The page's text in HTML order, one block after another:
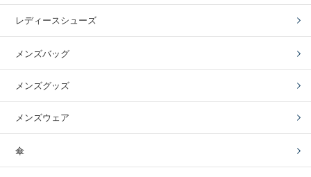
レディースシューズ
メンズバッグ
メンズグッズ
メンズウェア
傘